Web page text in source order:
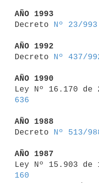
AÑO 1993
Decreto
Nº 23/993
AÑO 1992
Decreto
Nº 437/
AÑO 1990
636
AÑO 1988
Decreto
Nº 513/
AÑO 1987
160